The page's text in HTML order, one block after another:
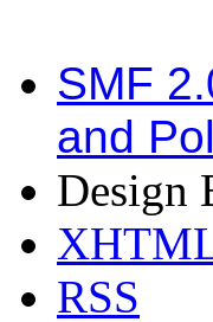
SMF
and
Design
RSS